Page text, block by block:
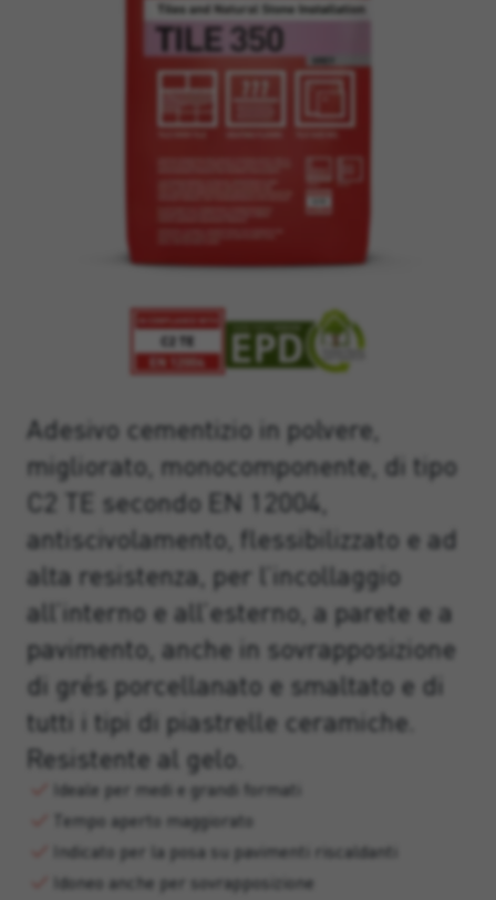
Adesivo cementizio in polvere,
migliorato, monocomponente, di tipo
C2 TE secondo EN 12004,
antiscivolamento, flessibilizzato e ad
alta resistenza, per l’incollaggio
all’interno e all’esterno, a parete e a
pavimento, anche in sovrapposizione
di grés porcellanato e smaltato e di
tutti i tipi di piastrelle ceramiche.
Resistente al gelo.
Ideale per medi e grandi formati
Tempo aperto maggiorato
Indicato per la posa su pavimenti riscaldanti
Idoneo anche per sovrapposizione